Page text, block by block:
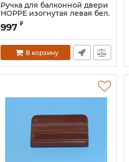
Ручка для балконной двери
HOPPE изогнутая левая бел.
Артикул:
997 ₽
В корзину